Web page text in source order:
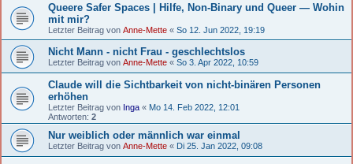
Queere Safer Spaces | Hilfe, Non-Binary und Queer — Wohin
mit mir?
Letzter Beitrag von Anne-Mette « So 12. Jun 2022, 19:19
Nicht Mann - nicht Frau - geschlechtslos
Letzter Beitrag von Anne-Mette « So 3. Apr 2022, 10:59
Claude will die Sichtbarkeit von nicht-binären Personen
erhöhen
Letzter Beitrag von Inga « Mo 14. Feb 2022, 12:01
Antworten: 2
Nur weiblich oder männlich war einmal
Letzter Beitrag von Anne-Mette « Di 25. Jan 2022, 09:08